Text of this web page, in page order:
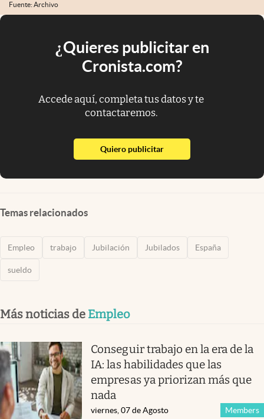
Fuente: Archivo
¿Quieres publicitar en
Cronista.com?
Accede aquí, completa tus datos y te
contactaremos.
Quiero publicitarabre en nueva pestaña
Temas relacionados
Empleo trabajo Jubilación Jubilados España
sueldo
Más noticias de Empleo
Conseguir trabajo en la era de la
IA: las habilidades que las
empresas ya priorizan más que
nada
Members
viernes, 07 de Agosto